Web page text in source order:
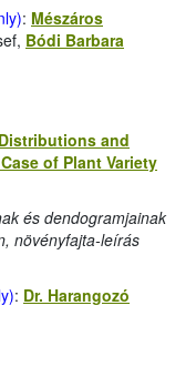
: Mészáros
Bódi Barbara
and
of Plant Variety
és dendogramjainak
növényfajta-leírás
: Dr. Harangozó